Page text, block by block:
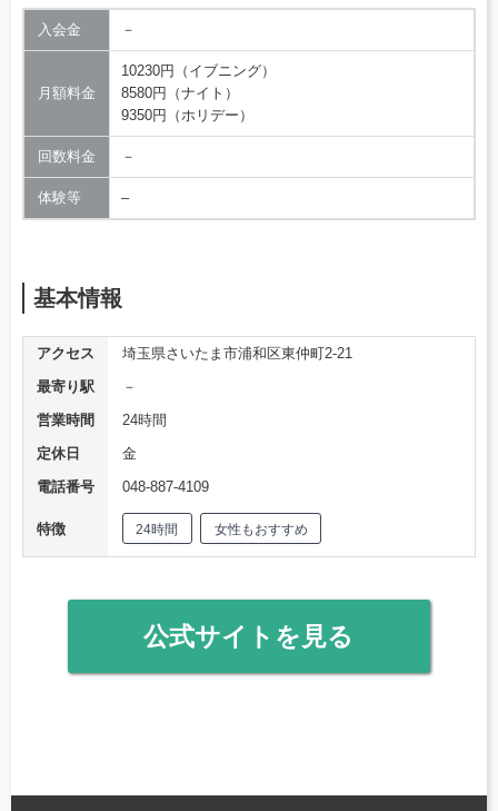
入会金 －
月額料金
10230円（イブニング）
8580円（ナイト）
9350円（ホリデー）
回数料金 －
体験等 –
基本情報
アクセス
埼玉県さいたま市浦和区東仲町2-21
最寄り駅
－
営業時間
24時間
定休日
金
電話番号
048-887-4109
特徴 24時間 女性もおすすめ
公式サイトを見る